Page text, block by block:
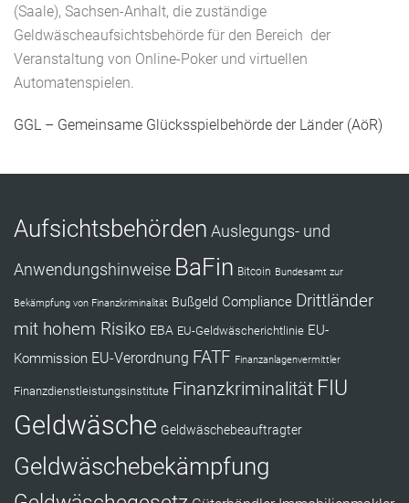
(Saale), Sachsen-Anhalt, die zuständige
Geldwäscheaufsichtsbehörde für den Bereich der
Veranstaltung von Online-Poker und virtuellen
Automatenspielen.
GGL – Gemeinsame Glücksspielbehörde der Länder (AöR)
Aufsichtsbehörden Auslegungs- und
Anwendungshinweise BaFin Bitcoin Bundesamt zur
Bekämpfung von Finanzkriminalität Bußgeld Compliance Drittländer
mit hohem Risiko EBA EU-Geldwäscherichtlinie EU-
Kommission EU-Verordnung FATF Finanzanlagenvermittler
Finanzdienstleistungsinstitute Finanzkriminalität FIU
Geldwäsche Geldwäschebeauftragter
Geldwäschebekämpfung